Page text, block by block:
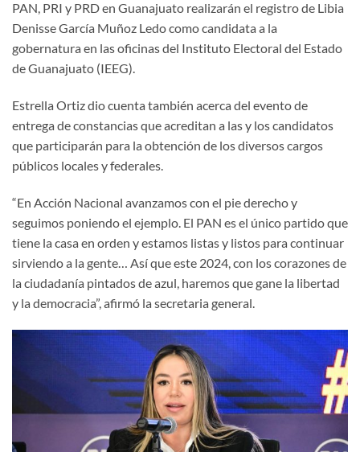
PAN, PRI y PRD en Guanajuato realizarán el registro de Libia
Denisse García Muñoz Ledo como candidata a la
gobernatura en las oficinas del Instituto Electoral del Estado
de Guanajuato (IEEG).
Estrella Ortiz dio cuenta también acerca del evento de
entrega de constancias que acreditan a las y los candidatos
que participarán para la obtención de los diversos cargos
públicos locales y federales.
“En Acción Nacional avanzamos con el pie derecho y
seguimos poniendo el ejemplo. El PAN es el único partido que
tiene la casa en orden y estamos listas y listos para continuar
sirviendo a la gente… Así que este 2024, con los corazones de
la ciudadanía pintados de azul, haremos que gane la libertad
y la democracia”, afirmó la secretaria general.